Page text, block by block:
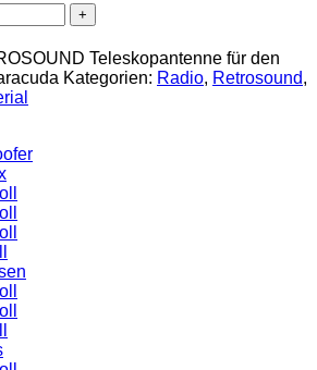
Teleskopantenne für den
Kategorien: Radio, Retrosound,